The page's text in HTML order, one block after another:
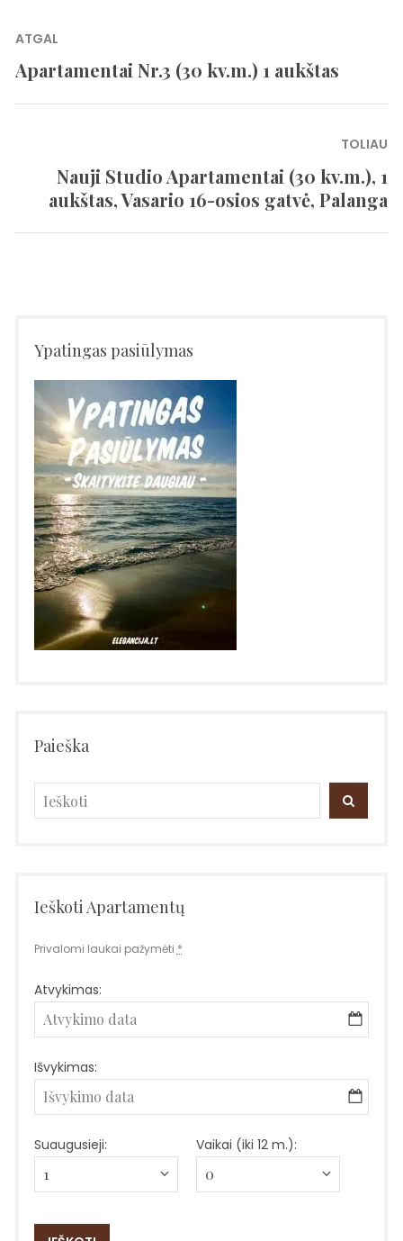
Navigacija
tarp
ATGAL
Previous
Apartamentai Nr.3 (30 kv.m.) 1 aukštas
TOLIAU
Nauji Studio Apartamentai (30 kv.m.), 1
aukštas, Vasario 16-osios gatvė, Palanga
Ypatingas pasiūlymas
Paieška
Search
for:
SEARCH
Ieškoti Apartamentų
Privalomi laukai pažymėti *
Atvykimas:
Išvykimas:
Suaugusieji: Vaikai (iki 12 m.):